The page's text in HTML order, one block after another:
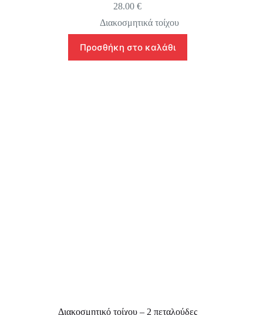
28.00€
Διακοσμητικά τοίχου
Προσθήκη στο καλάθι
Διακοσμητικό τοίχου – 2 πεταλούδες